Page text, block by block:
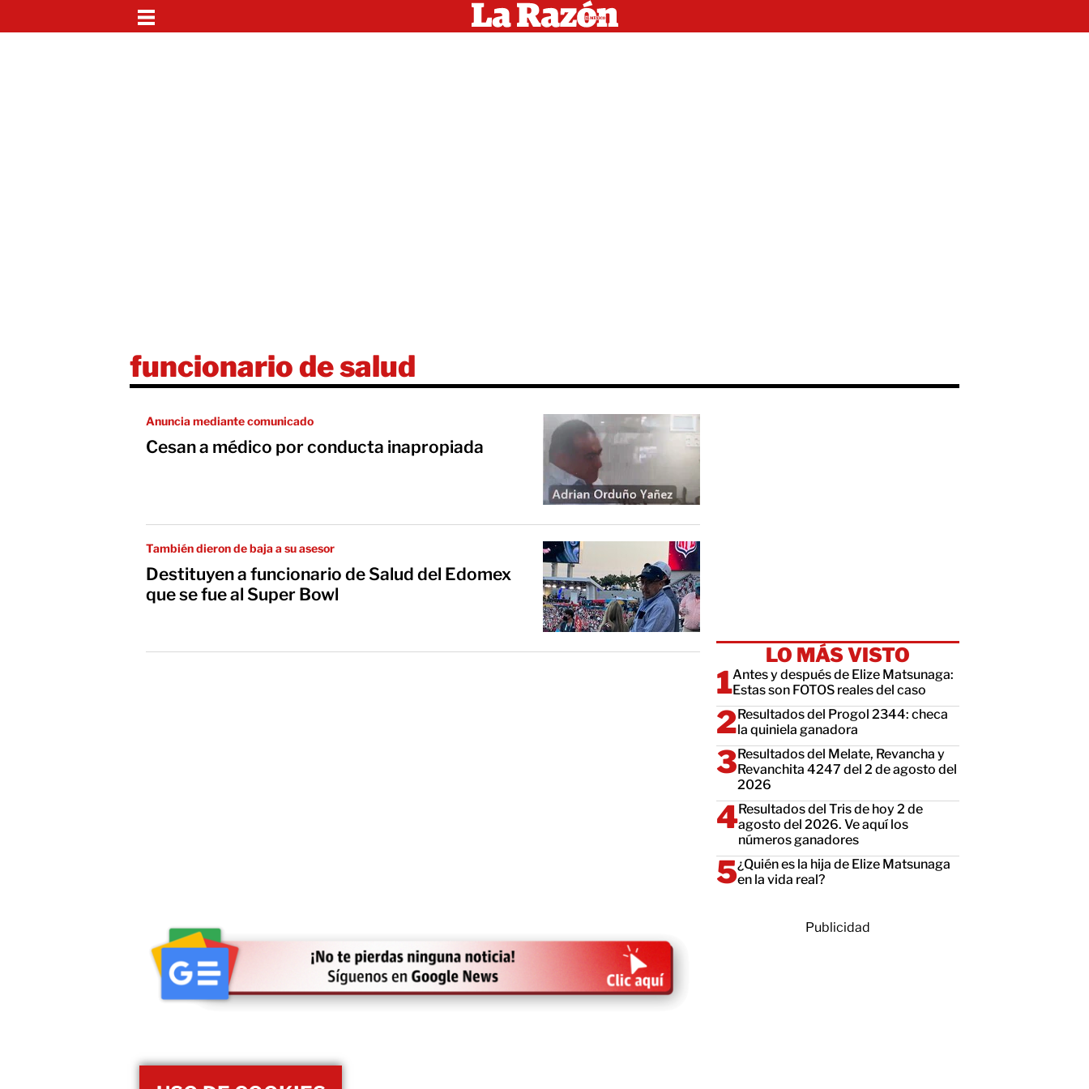
funcionario de salud
Anuncia mediante comunicado
Cesan a médico por conducta inapropiada
También dieron de baja a su asesor
Destituyen a funcionario de Salud del Edomex
que se fue al Super Bowl
LO MÁS VISTO
Antes y después de Elize Matsunaga:
Estas son FOTOS reales del caso
Resultados del Progol 2344: checa
la quiniela ganadora
Resultados del Melate, Revancha y
Revanchita 4247 del 2 de agosto del
2026
Resultados del Tris de hoy 2 de
agosto del 2026. Ve aquí los
números ganadores
¿Quién es la hija de Elize Matsunaga
en la vida real?
Publicidad